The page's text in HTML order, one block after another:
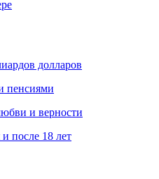
долларов
пенсиями
и верности
после 18 лет